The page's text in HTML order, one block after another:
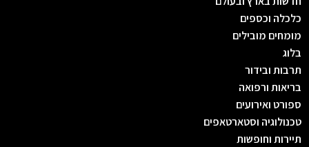
כלכלה וכספים
מומחים מובילים
בלוג
תרבות ובידור
בריאות ורפואה
ספורט ואירועים
טכנולוגיה וסטארטאפים
תיירות וחופשות